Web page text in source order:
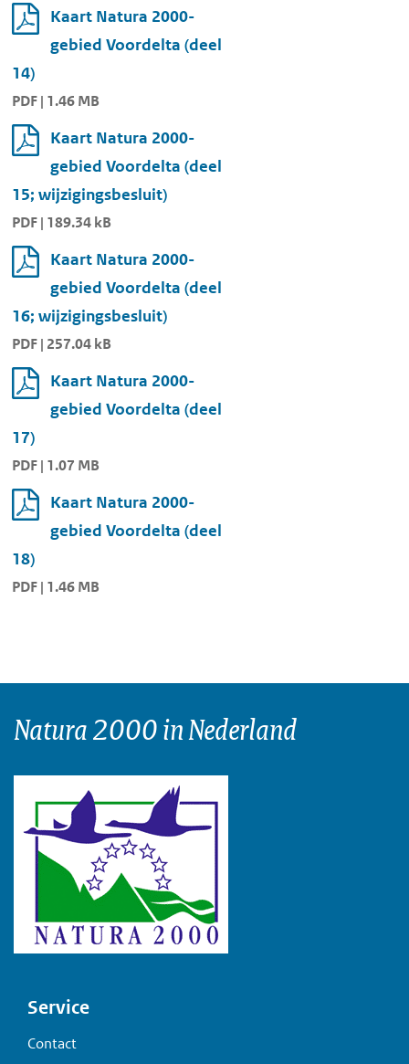
Kaart Natura 2000-
gebied Voordelta (deel
14)
PDF | 1.46 MB
Kaart Natura 2000-
gebied Voordelta (deel
15; wijzigingsbesluit)
PDF | 189.34 kB
Kaart Natura 2000-
gebied Voordelta (deel
16; wijzigingsbesluit)
PDF | 257.04 kB
Kaart Natura 2000-
gebied Voordelta (deel
17)
PDF | 1.07 MB
Kaart Natura 2000-
gebied Voordelta (deel
18)
PDF | 1.46 MB
Natura 2000 in Nederland
Voet
Service
Contact